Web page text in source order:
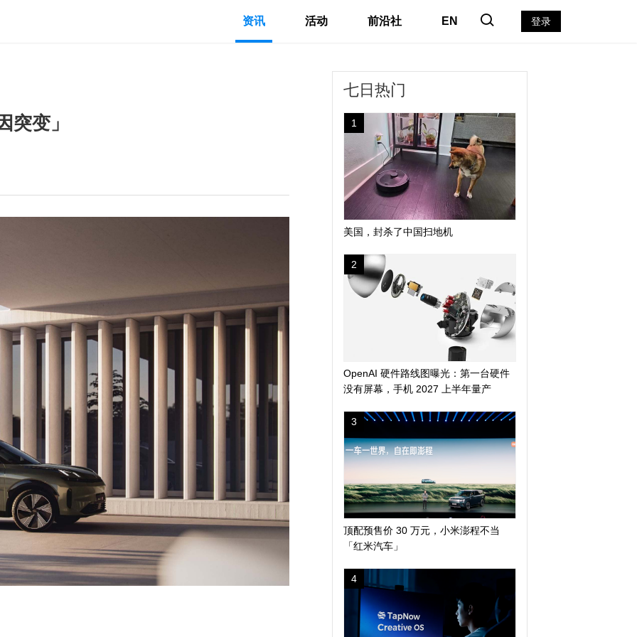
资讯 活动 前沿社 EN 登录
突变」
七日热门
1
美国，封杀了中国扫地机
2
OpenAI 硬件路线图曝光：第一台硬件
没有屏幕，手机 2027 上半年量产
3
顶配预售价 30 万元，小米澎程不当
「红米汽车」
4